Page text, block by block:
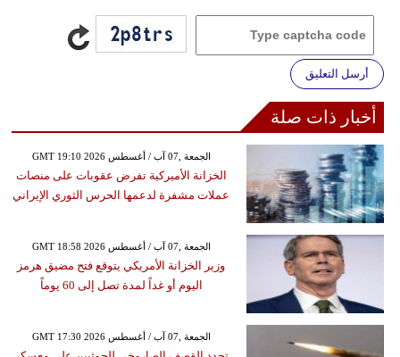
أرسل التعليق
أخبار ذات صلة
GMT 19:10 2026 الجمعة ,07 آب / أغسطس
الخزانة الأميركية تفرض عقوبات على منصات
عملات مشفرة لدعمها الحرس الثوري الإيراني
GMT 18:58 2026 الجمعة ,07 آب / أغسطس
وزير الخزانة الأمريكي يتوقع فتح مضيق هرمز
اليوم أو غداً لمدة تصل إلى 60 يوماً
GMT 17:30 2026 الجمعة ,07 آب / أغسطس